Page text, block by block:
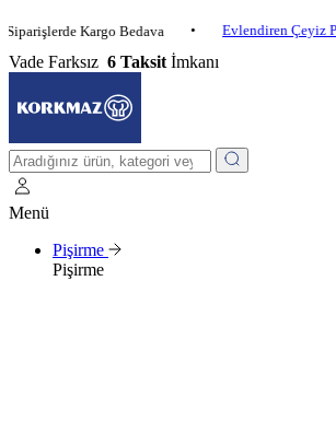
Kargo Bedava • Evlendiren Çeyiz Paketleri
Vade Farksız 6 Taksit İmkanı
Menü
Pişirme
Pişirme